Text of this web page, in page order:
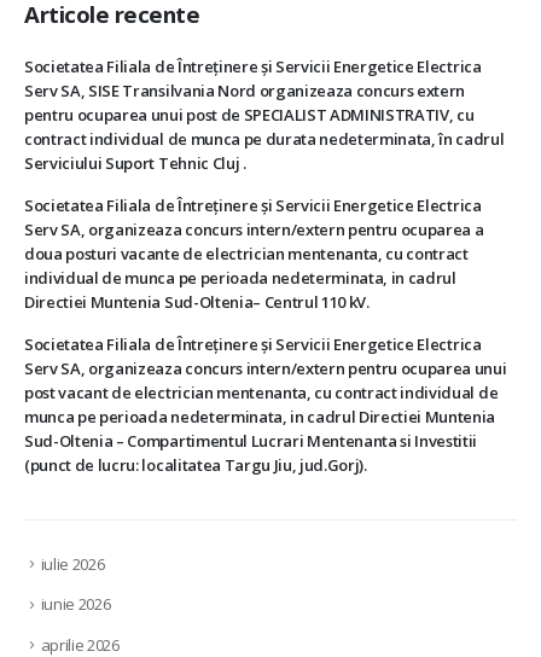
Articole recente
Societatea Filiala de Întreţinere şi Servicii Energetice Electrica
Serv SA, SISE Transilvania Nord organizeaza concurs extern
pentru ocuparea unui post de SPECIALIST ADMINISTRATIV, cu
contract individual de munca pe durata nedeterminata, în cadrul
Serviciului Suport Tehnic Cluj .
Societatea Filiala de Întreţinere şi Servicii Energetice Electrica
Serv SA, organizeaza concurs intern/extern pentru ocuparea a
doua posturi vacante de electrician mentenanta, cu contract
individual de munca pe perioada nedeterminata, in cadrul
Directiei Muntenia Sud-Oltenia– Centrul 110 kV.
Societatea Filiala de Întreţinere şi Servicii Energetice Electrica
Serv SA, organizeaza concurs intern/extern pentru ocuparea unui
post vacant de electrician mentenanta, cu contract individual de
munca pe perioada nedeterminata, in cadrul Directiei Muntenia
Sud-Oltenia – Compartimentul Lucrari Mentenanta si Investitii
(punct de lucru: localitatea Targu Jiu, jud.Gorj).
iulie 2026
iunie 2026
aprilie 2026